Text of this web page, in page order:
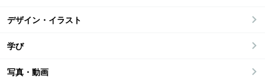
デザイン・イラスト
学び
写真・動画